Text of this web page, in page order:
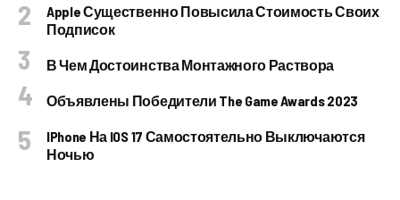
Apple Существенно Повысила Стоимость Своих
Подписок
В Чем Достоинства Монтажного Раствора
Объявлены Победители The Game Awards 2023
IPhone На IOS 17 Самостоятельно Выключаются
Ночью